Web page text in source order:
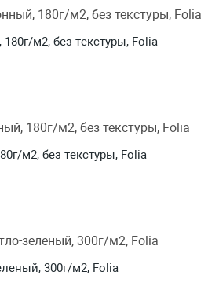
м2, без текстуры, Folia
м2, без текстуры, Folia
300г/м2, Folia